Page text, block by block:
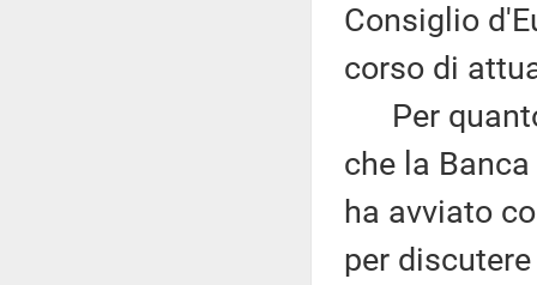
Consiglio
corso di
Per
che la
ha avviato
per